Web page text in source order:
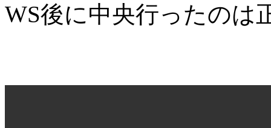
WS後に中央行ったのは